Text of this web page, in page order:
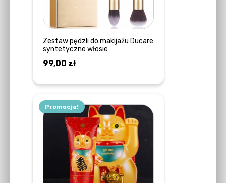
Zestaw pędzli do makijażu Ducare
syntetyczne włosie
99,00 zł
Promocja!